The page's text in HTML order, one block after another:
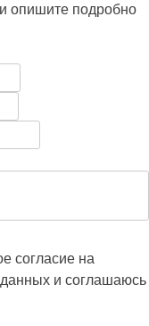
опишите подробно
согласие на
и соглашаюсь